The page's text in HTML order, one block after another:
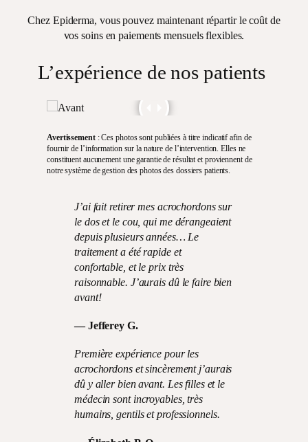
Chez Epiderma, vous pouvez maintenant répartir le coût de
vos soins en paiements mensuels flexibles.
L’expérience de nos patients
Avertissement: Ces photos sont publiées à titre indicatif afin de
fournir de l’information sur la nature de l’intervention. Elles ne
constituent aucunement une garantie de résultat et proviennent de
notre système de gestion des photos des dossiers patients.
J’ai fait retirer mes acrochordons sur
le dos et le cou, qui me dérangeaient
depuis plusieurs années… Le
traitement a été rapide et
confortable, et le prix très
raisonnable. J’aurais dû le faire bien
avant!
—Jefferey G.
Première expérience pour les
acrochordons et sincèrement j’aurais
dû y aller bien avant. Les filles et le
médecin sont incroyables, très
humains, gentils et professionnels.